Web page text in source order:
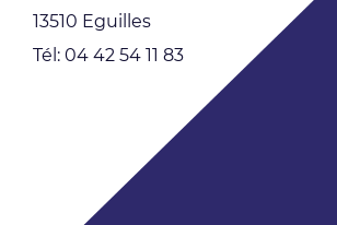
13510 Eguilles
Tél: 04 42 54 11 83